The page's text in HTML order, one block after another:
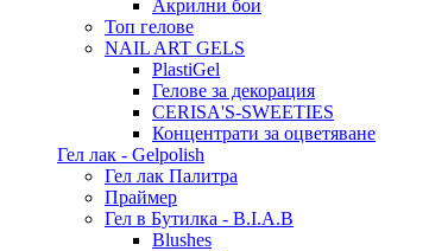
Акрилни бои
Топ гелове
NAIL ART GELS
PlastiGel
Гелове за декорация
CERISA'S-SWEETIES
Концентрати за оцветяване
Гел лак - Gelpolish
Гел лак Палитра
Праймер
Гел в Бутилка - B.I.A.B
Blushes